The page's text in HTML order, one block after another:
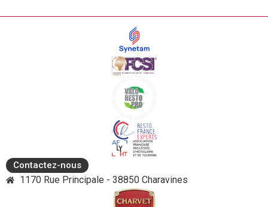
Contactez-nous
1170 Rue Principale - 38850 Charavines